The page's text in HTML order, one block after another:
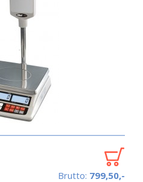
Brutto: 799,50,-